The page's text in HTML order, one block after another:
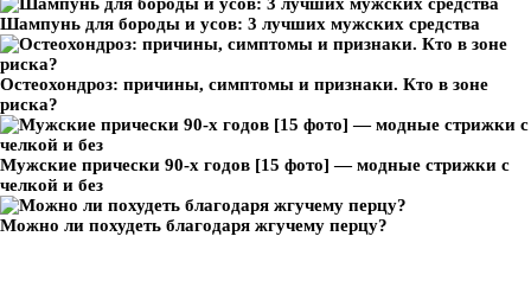
Шампунь для бороды и усов: 3 лучших мужских средства
Остеохондроз: причины, симптомы и признаки. Кто в зоне
риска?
Мужские прически 90-х годов [15 фото] — модные стрижки с
челкой и без
Можно ли похудеть благодаря жгучему перцу?